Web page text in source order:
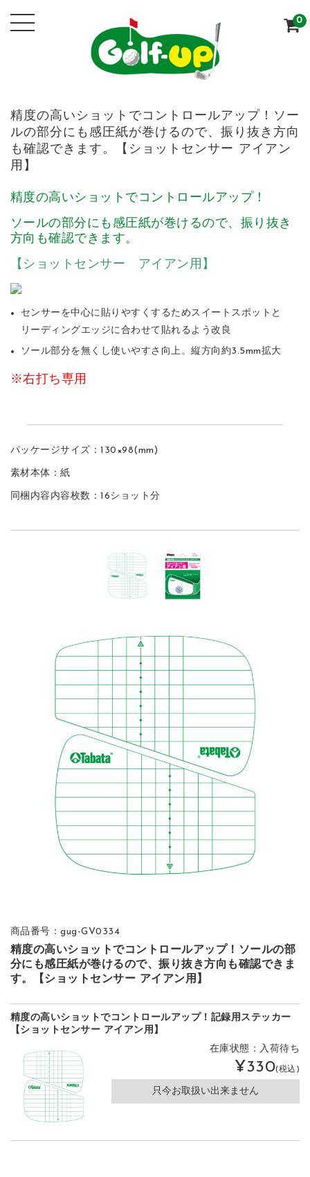
0
精度の高いショットでコントロールアップ！ソー
ルの部分にも感圧紙が巻けるので、振り抜き方向
も確認できます。【ショットセンサー アイアン
用】
精度の高いショットでコントロールアップ！
ソールの部分にも感圧紙が巻けるので、振り抜き
方向も確認できます。
【ショットセンサー アイアン用】
センサーを中心に貼りやすくするためスイートスポットと
リーディングエッジに合わせて貼れるよう改良
ソール部分を無くし使いやすさ向上。縦方向約3.5mm拡大
※右打ち専用
パッケージサイズ：130×98(mm)
素材本体：紙
同梱内容内容枚数：16ショット分
商品番号：gug-GV0334
精度の高いショットでコントロールアップ！ソールの部
分にも感圧紙が巻けるので、振り抜き方向も確認できま
す。【ショットセンサー アイアン用】
精度の高いショットでコントロールアップ！記録用ステッカー
【ショットセンサー アイアン用】
在庫状態：入荷待ち
¥330(税込)
只今お取扱い出来ません